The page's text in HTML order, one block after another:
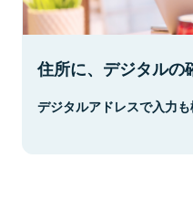
住所に、デジタルの
デジタルアドレスで入力も